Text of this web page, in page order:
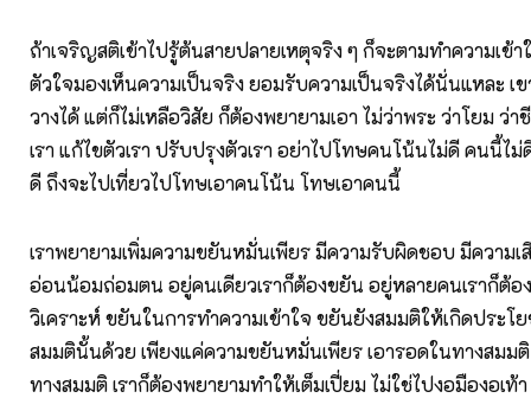
ถ้าเจริญสติเข้าไปรู้ต้นสายปลายเหตุจริง ๆ ก็จะตามทำความเข้า
ตัวใจมองเห็นความเป็นจริง ยอมรับความเป็นจริงได้นั่นแหละ เ
วางได้ แต่ก็ไม่เหลือวิสัย ก็ต้องพยายามเอา ไม่ว่าพระ ว่าโยม ว่
เรา แก้ไขตัวเรา ปรับปรุงตัวเรา อย่าไปโทษคนโน้นไม่ดี คนนี้ไม่
ดี ถึงจะไปเที่ยวไปโทษเอาคนโน้น โทษเอาคนนี้
เราพยายามเพิ่มความขยันหมั่นเพียร มีความรับผิดชอบ มีความเ
อ่อนน้อมถ่อมตน อยู่คนเดียวเราก็ต้องขยัน อยู่หลายคนเราก็ต้
วิเคราะห์ ขยันในการทำความเข้าใจ ขยันยังสมมติให้เกิดประโ
สมมตินั้นด้วย เพียงแค่ความขยันหมั่นเพียร เอารอดในทางสมม
ทางสมมติ เราก็ต้องพยายามทำให้เต็มเปี่ยม ไม่ใช่ไปงอมืองอเท้